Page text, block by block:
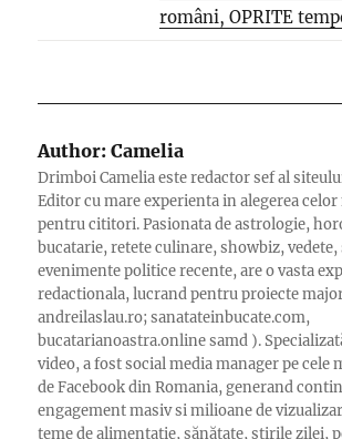
români, OPRITE
vânzare. Motivul...
Author: Camelia
Drimboi Camelia este redactor sef al
Editor cu mare experienta in alegerea
pentru cititori. Pasionata de astrologie,
bucatarie, retete culinare, showbiz, vedete,
evenimente politice recente, are o vasta
redactionala, lucrand pentru proiecte
andreilaslau.ro; sanatateinbucate.com,
bucatarianoastra.online samd ).
video, a fost social media manager pe cele
de Facebook din Romania, generand
engagement masiv si milioane de
teme de alimentație, sănătate, știrile zilei,